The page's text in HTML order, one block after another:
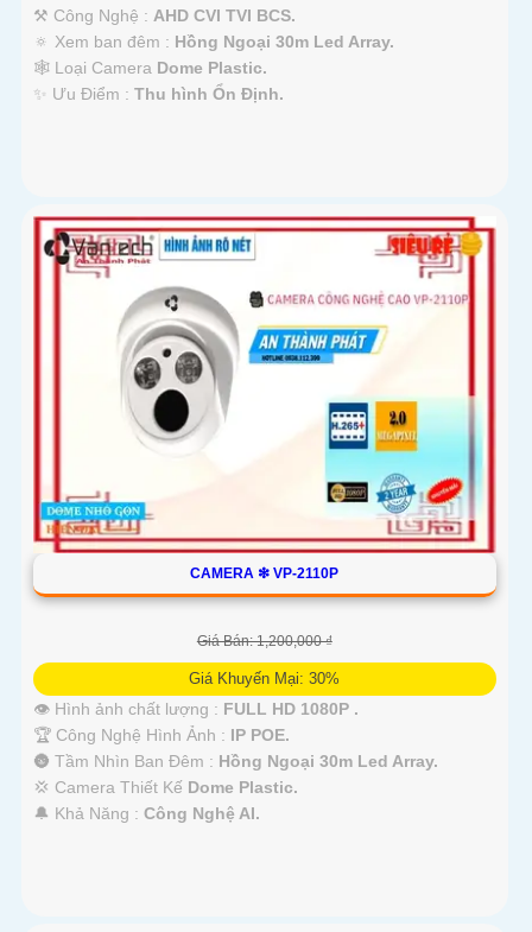
⚒ Công Nghệ : AHD CVI TVI BCS.
🔅 Xem ban đêm : Hồng Ngoại 30m Led Array.
🕸️ Loại Camera Dome Plastic.
️✨ Ưu Điểm : Thu hình Ổn Định.
CAMERA ❇ VP-2110P
Giá Bán: 1,200,000 ₫
Giá Khuyến Mại: 30%
👁 Hình ảnh chất lượng : FULL HD 1080P .
🏆 Công Nghệ Hình Ảnh : IP POE.
🌚 Tầm Nhìn Ban Đêm : Hồng Ngoại 30m Led Array.
💢 Camera Thiết Kế Dome Plastic.
️🔔 Khả Năng : Công Nghệ AI.